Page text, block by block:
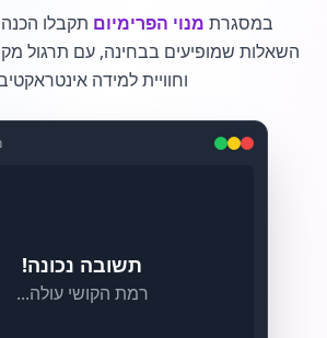
במסגרת מנוי הפרימיום תקבלו
השאלות שמופיעים בבחינה, עם תרגול
וחוויית למידה
תשובה נכונה!
רמת הקושי עולה...